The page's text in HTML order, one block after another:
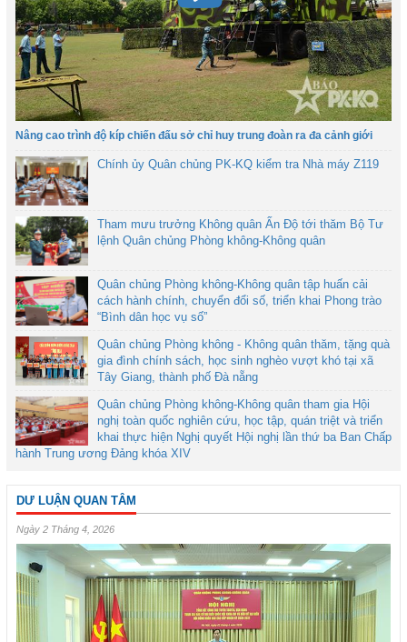
Nâng cao trình độ kíp chiến đấu sở chỉ huy trung đoàn ra đa cảnh giới
Chính ủy Quân chủng PK-KQ kiểm tra Nhà máy Z119
Tham mưu trưởng Không quân Ấn Độ tới thăm Bộ Tư
lệnh Quân chủng Phòng không-Không quân
Quân chủng Phòng không-Không quân tập huấn cải
cách hành chính, chuyển đổi số, triển khai Phong trào
“Bình dân học vụ số”
Quân chủng Phòng không - Không quân thăm, tặng quà
gia đình chính sách, học sinh nghèo vượt khó tại xã
Tây Giang, thành phố Đà nẵng
Quân chủng Phòng không-Không quân tham gia Hội
nghị toàn quốc nghiên cứu, học tập, quán triệt và triển
khai thực hiện Nghị quyết Hội nghị lần thứ ba Ban Chấp
hành Trung ương Đảng khóa XIV
DƯ LUẬN QUAN TÂM
Ngày 2 Tháng 4, 2026